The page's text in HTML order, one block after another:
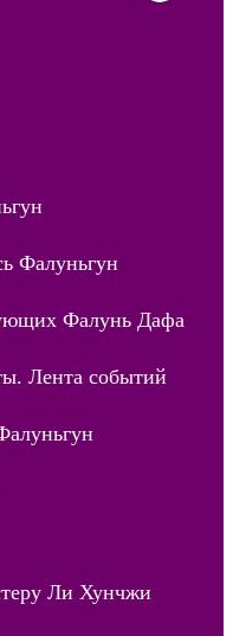
Фалуньгун
Фалунь Дафа
Лента событий
Ли Хунчжи